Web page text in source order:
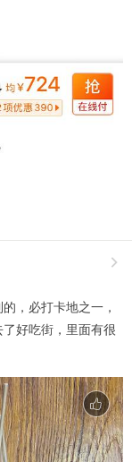

，必打卡地之一，
好吃街，里面有很